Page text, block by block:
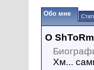
Обо мне
О ShToRm
Хм...